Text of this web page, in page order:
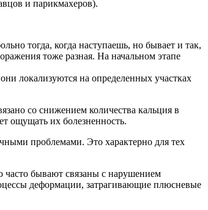
и парикмахеров).
тогда, когда наступаешь, но бывает и так,
тоже разная. На начальном этапе
локализуются на определенных участках
со снижением количества кальция в
ощущать их болезненность.
проблемами. Это характерно для тех
бывают связаны с нарушением
деформации, затрагивающие плюсневые